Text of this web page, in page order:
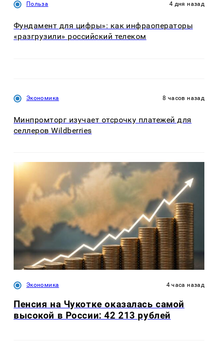
Польза 4 дня назад
Фундамент для цифры»: как инфраоператоры
«разгрузили» российский телеком
Экономика 8 часов назад
Минпромторг изучает отсрочку платежей для
селлеров Wildberries
Экономика 4 часа назад
Пенсия на Чукотке оказалась самой
высокой в России: 42 213 рублей